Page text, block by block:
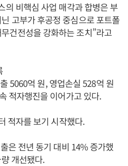
의 비핵심 사업 매각과 합병은 부
고부가 후공정 중심으로 포트폴
건전성을 강화하는 조치”라고
5060억 원, 영업손실 528억 원
적자행진을 이어가고 있다.
적자를 보기 시작했다.
은 전년 동기 대비 14% 증가했
개선됐다.